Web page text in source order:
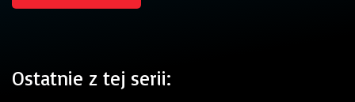
Ostatnie z tej serii: